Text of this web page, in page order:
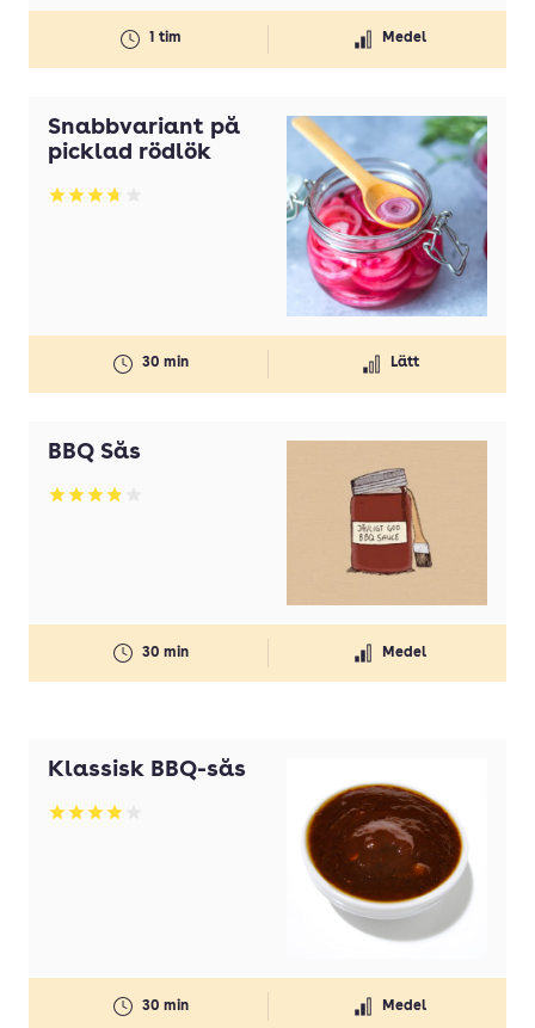
1 tim Medel
Snabbvariant på
picklad rödlök
Betyg: 3.73 av 5
30 min Lätt
BBQ Sås
Betyg: 3.91 av 5
30 min Medel
Klassisk BBQ-sås
Betyg: 3.93 av 5
30 min Medel